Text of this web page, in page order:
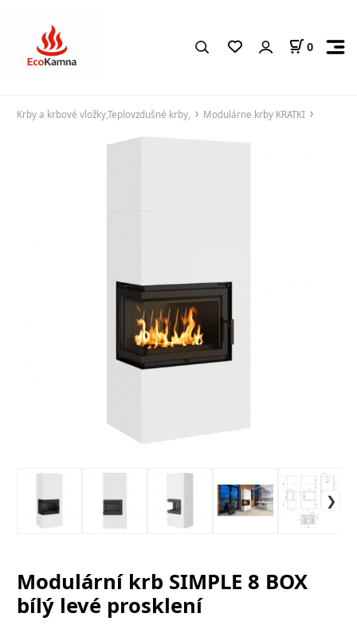
0
Krby a krbové vložky,Teplovzdušné krby, Modulárne krby KRATKI
Modulární krb SIMPLE 8 BOX
bílý levé prosklení